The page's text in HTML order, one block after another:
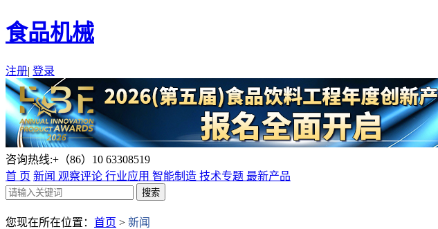
食品机械
注册| 登录
咨询热线:+（86）10 63308519
首 页 新闻 观察评论 行业应用 智能制造 技术专题 最新产品
您现在所在位置： 首页 > 新闻